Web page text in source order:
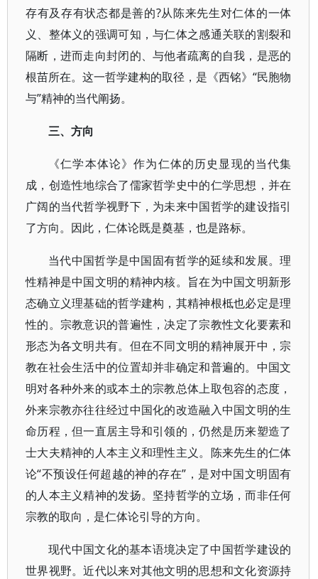
存有及存有状态都是善的?从陈来先生对仁体的一体
义、整体义的强调可知，与仁体之感通关联的割裂和
隔断，进而走向封闭的、与他者疏离的自我，是恶的
根苗所在。这一哲学建构的取径，是《西铭》“民胞物
与”精神的当代阐扬。
三、方向
《仁学本体论》作为仁体的历史显现的当代集
成，创造性地综合了儒家哲学史中的仁学思想，并在
广阔的当代哲学视野下，为未来中国哲学的建设指引
了方向。因此，仁体论既是奠基，也是路标。
当代中国哲学是中国固有哲学的延续和发展。理
性精神是中国文明的精神内核。旨在为中国文明新形
态确立义理基础的哲学建构，其精神根柢也必定是理
性的。宗教意识的普遍性，决定了宗教性文化要素和
形态为各文明共有。但在不同文明的精神展开中，宗
教在社会生活中的位置却并非确定和普遍的。中国文
明对各种外来的或本土的宗教总体上取包容的态度，
外来宗教亦往往经过中国化的改造融入中国文明的生
命历程，但一直居主导和引领的，仍然是历来塑造了
士大夫精神的人本主义和理性主义。陈来先生的仁体
论“不预设任何超越的神的存在”，是对中国文明固有
的人本主义精神的发扬。坚持哲学的立场，而非任何
宗教的取向，是仁体论引导的方向。
现代中国文化的基本语境决定了中国哲学建设的
世界视野。近代以来对其他文明的思想和文化资源持